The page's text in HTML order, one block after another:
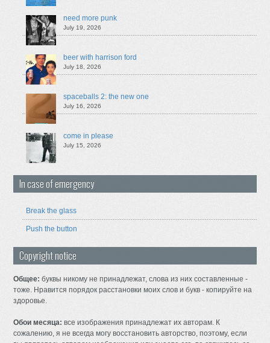
need more punk
July 19, 2026
beer with harrison ford
July 18, 2026
spaceballs 2: the new one
July 16, 2026
come in please
July 15, 2026
In case of emergency
Break the glass
Push the button
Copyright notice
Общее: буквы никому не принадлежат, слова из них составленные -
тоже. Нравится порядок расстановки моих слов и букв - копируйте на
здоровье.
Обои месяца: все изображения принадлежат их авторам. К
сожалению, я не всегда могу восстановить авторство, поэтому, если